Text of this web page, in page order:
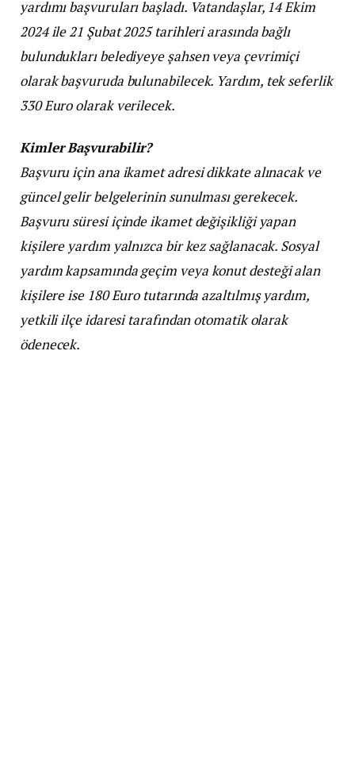
yardımı başvuruları başladı. Vatandaşlar, 14 Ekim
2024 ile 21 Şubat 2025 tarihleri arasında bağlı
bulundukları belediyeye şahsen veya çevrimiçi
olarak başvuruda bulunabilecek. Yardım, tek seferlik
330 Euro olarak verilecek.
Kimler Başvurabilir?
Başvuru için ana ikamet adresi dikkate alınacak ve
güncel gelir belgelerinin sunulması gerekecek.
Başvuru süresi içinde ikamet değişikliği yapan
kişilere yardım yalnızca bir kez sağlanacak. Sosyal
yardım kapsamında geçim veya konut desteği alan
kişilere ise 180 Euro tutarında azaltılmış yardım,
yetkili ilçe idaresi tarafından otomatik olarak
ödenecek.